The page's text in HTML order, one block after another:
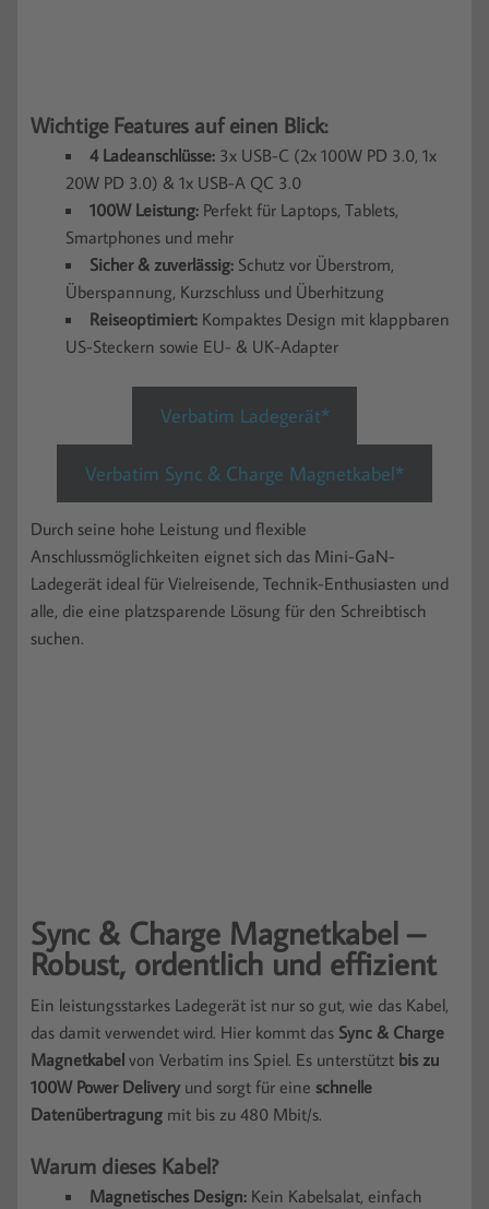
Wichtige Features auf einen Blick:
4 Ladeanschlüsse: 3x USB-C (2x 100W PD 3.0, 1x
20W PD 3.0) & 1x USB-A QC 3.0
100W Leistung: Perfekt für Laptops, Tablets,
Smartphones und mehr
Sicher & zuverlässig: Schutz vor Überstrom,
Überspannung, Kurzschluss und Überhitzung
Reiseoptimiert: Kompaktes Design mit klappbaren
US-Steckern sowie EU- & UK-Adapter
Verbatim Ladegerät*
Verbatim Sync & Charge Magnetkabel*
Durch seine hohe Leistung und flexible
Anschlussmöglichkeiten eignet sich das Mini-GaN-
Ladegerät ideal für Vielreisende, Technik-Enthusiasten und
alle, die eine platzsparende Lösung für den Schreibtisch
suchen.
Sync & Charge Magnetkabel –
Robust, ordentlich und effizient
Ein leistungsstarkes Ladegerät ist nur so gut, wie das Kabel,
das damit verwendet wird. Hier kommt das Sync & Charge
Magnetkabel von Verbatim ins Spiel. Es unterstützt bis zu
100W Power Delivery und sorgt für eine schnelle
Datenübertragung mit bis zu 480 Mbit/s.
Warum dieses Kabel?
Magnetisches Design: Kein Kabelsalat, einfach